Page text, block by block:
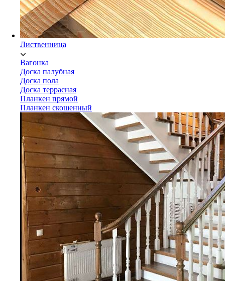
Лиственница
Вагонка
Доска палубная
Доска пола
Доска террасная
Планкен прямой
Планкен скошенный
Лиственница
Вагонка
Доска палубная
Доска пола